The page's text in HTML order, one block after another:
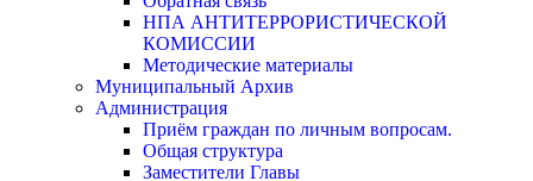
НПА АНТИТЕРРОРИСТИЧЕСКОЙ
КОМИССИИ
Методические материалы
Муниципальный Архив
Администрация
Приём граждан по личным вопросам.
Общая структура
Заместители Главы